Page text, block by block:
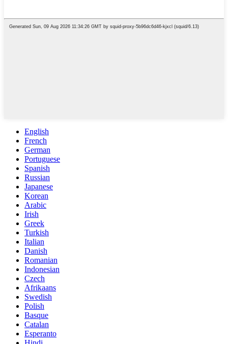
English
French
German
Portuguese
Spanish
Russian
Japanese
Korean
Arabic
Irish
Greek
Turkish
Italian
Danish
Romanian
Indonesian
Czech
Afrikaans
Swedish
Polish
Basque
Catalan
Esperanto